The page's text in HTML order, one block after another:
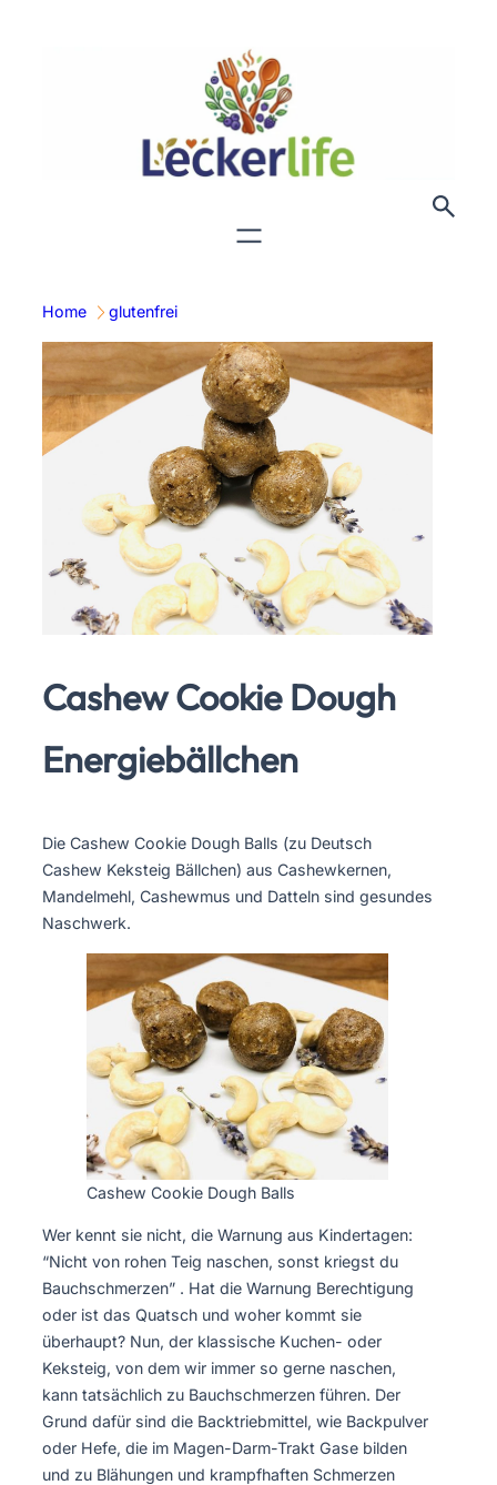
Home glutenfrei
Cashew Cookie Dough
Energiebällchen
Die Cashew Cookie Dough Balls (zu Deutsch
Cashew Keksteig Bällchen) aus Cashewkernen,
Mandelmehl, Cashewmus und Datteln sind gesundes
Naschwerk.
Cashew Cookie Dough Balls
Wer kennt sie nicht, die Warnung aus Kindertagen:
“Nicht von rohen Teig naschen, sonst kriegst du
Bauchschmerzen” . Hat die Warnung Berechtigung
oder ist das Quatsch und woher kommt sie
überhaupt? Nun, der klassische Kuchen- oder
Keksteig, von dem wir immer so gerne naschen,
kann tatsächlich zu Bauchschmerzen führen. Der
Grund dafür sind die Backtriebmittel, wie Backpulver
oder Hefe, die im Magen-Darm-Trakt Gase bilden
und zu Blähungen und krampfhaften Schmerzen